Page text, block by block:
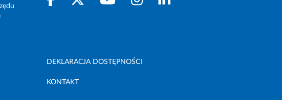
DEKLARACJA DOSTĘPNOŚCI
KONTAKT